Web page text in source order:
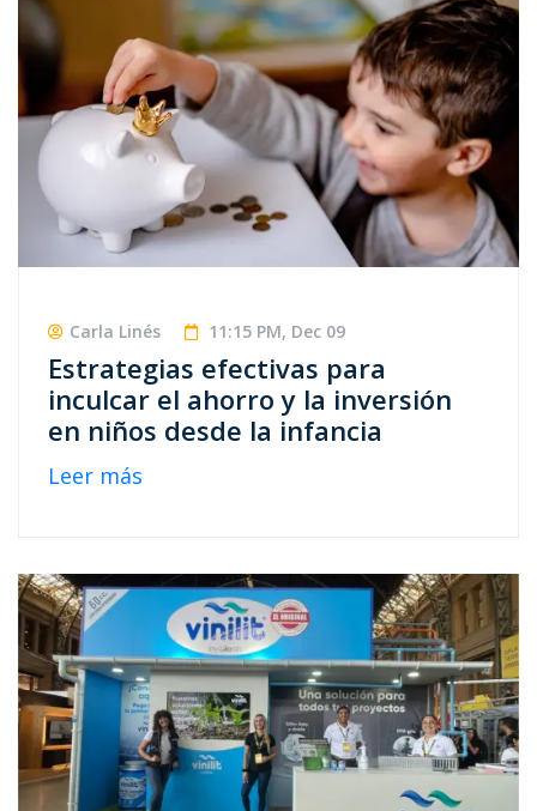
Carla Linés 11:15 PM, Dec 09
Estrategias efectivas para
inculcar el ahorro y la inversión
en niños desde la infancia
Leer más